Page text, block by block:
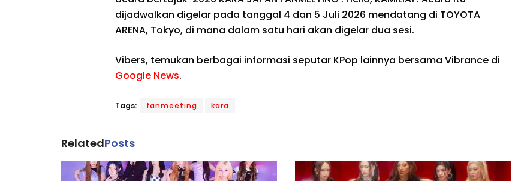
dijadwalkan digelar pada tanggal 4 dan 5 Juli 2026 mendatang di TOYOTA
ARENA, Tokyo, di mana dalam satu hari akan digelar dua sesi.
Vibers, temukan berbagai informasi seputar KPop lainnya bersama Vibrance di
Google News.
Tags: fanmeeting kara
RelatedPosts